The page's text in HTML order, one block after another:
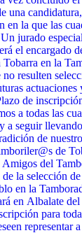
una
en la que las
jurado
el encargado
Tobarra en la
resulten
de
a todas las
a seguir
de
de
del
de la selección
en la
en Albalate
para
representar